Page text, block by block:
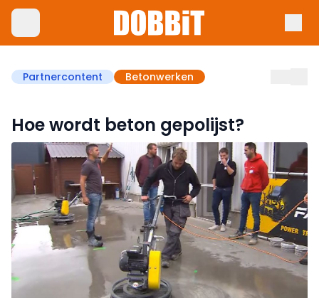
Partnercontent Betonwerken
Hoe wordt beton gepolijst?